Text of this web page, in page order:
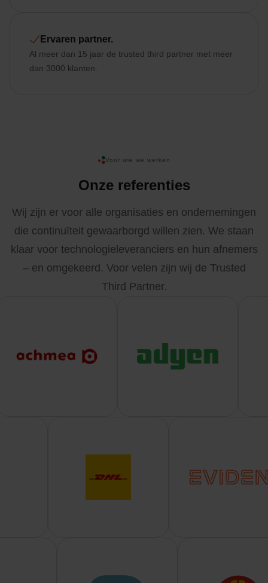
Ervaren partner.
Al meer dan 15 jaar de trusted third partner met meer
dan 3000 klanten.
Voor wie we werken
Onze referenties
Wij zijn er voor alle organisaties en ondernemingen
die continuïteit gewaarborgd willen zien. We staan
klaar voor technologieleveranciers en hun afnemers
– en omgekeerd. Voor velen zijn wij de Trusted
Third Partner.